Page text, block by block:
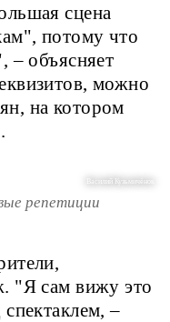
сцена
потому что
– объясняет
можно
на котором
Василий Кузьмичёнок
репетиции
"Я сам вижу это
–